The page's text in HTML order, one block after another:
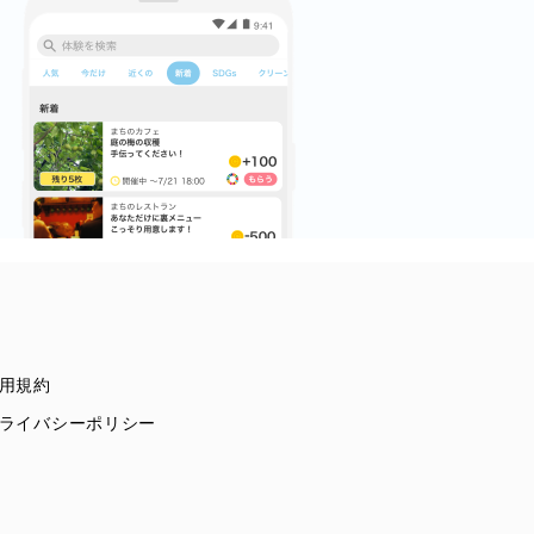
規約
イバシーポリシー